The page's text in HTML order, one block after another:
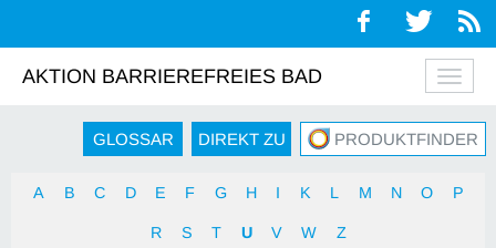
AKTION BARRIEREFREIES BAD
GLOSSAR DIREKT ZU PRODUKTFINDER
A B C D E F G H I K L M N O P
R S T U V W Z